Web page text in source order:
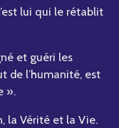
lui qui le rétablit
et guéri les
de l’humanité, est
».
la Vérité et la Vie.